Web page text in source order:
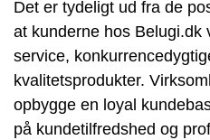
Det er tydeligt ud fra de
at kunderne hos
service,
kvalitetsprodukter.
opbygge en loyal
på kundetilfredshed og